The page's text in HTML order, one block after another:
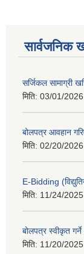
सार्वजनिक
सर्जिकल सामाग्री
मिति: 03/01/
बोलपत्र आवहान
मिति: 02/20/
E-Bidding
मिति: 11/24/
बोलपत्र स्वीकृत
मिति: 11/20/